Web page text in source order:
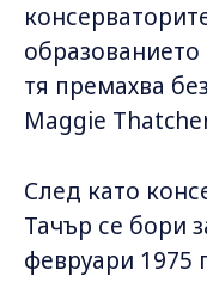
тя премахва
Maggie
След като
Тачър се бори
февруари 1975